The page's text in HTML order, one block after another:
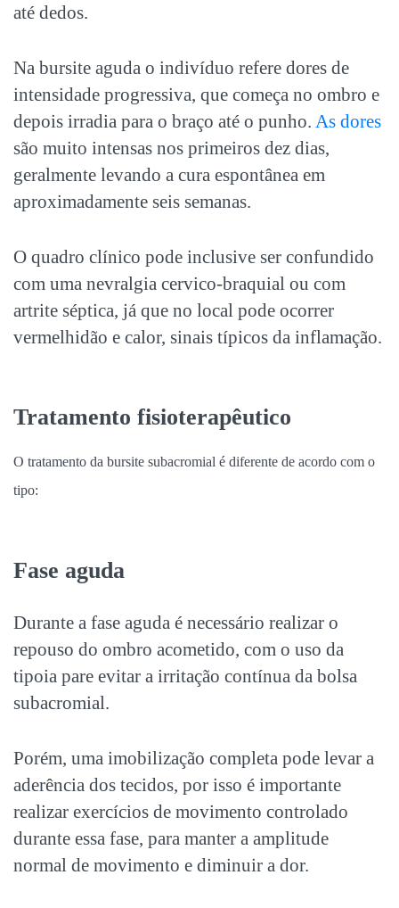
até dedos.
Na bursite aguda o indivíduo refere dores de
intensidade progressiva, que começa no ombro e
depois irradia para o braço até o punho. As dores
são muito intensas nos primeiros dez dias,
geralmente levando a cura espontânea em
aproximadamente seis semanas.
O quadro clínico pode inclusive ser confundido
com uma nevralgia cervico-braquial ou com
artrite séptica, já que no local pode ocorrer
vermelhidão e calor, sinais típicos da inflamação.
Tratamento fisioterapêutico
O tratamento da bursite subacromial é diferente de acordo com o
tipo:
Fase aguda
Durante a fase aguda é necessário realizar o
repouso do ombro acometido, com o uso da
tipoia pare evitar a irritação contínua da bolsa
subacromial.
Porém, uma imobilização completa pode levar a
aderência dos tecidos, por isso é importante
realizar exercícios de movimento controlado
durante essa fase, para manter a amplitude
normal de movimento e diminuir a dor.